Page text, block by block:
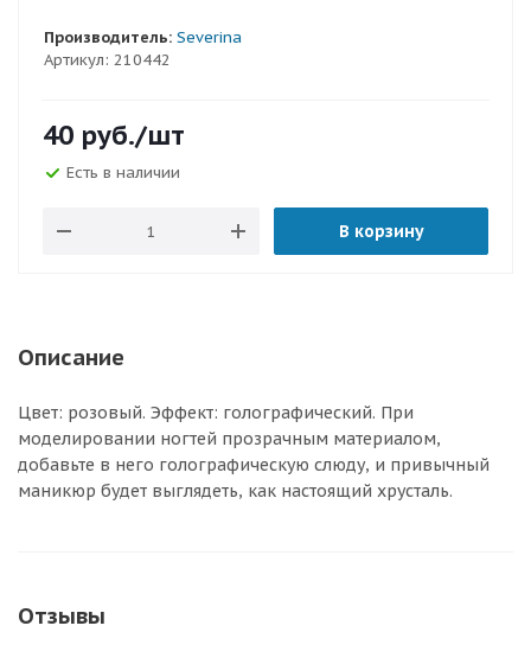
Артикул: 210442
Производитель: Severina
40 руб./шт
Есть в наличии
В корзину
Описание
Цвет: розовый. Эффект: голографический. При
моделировании ногтей прозрачным материалом,
добавьте в него голографическую слюду, и привычный
маникюр будет выглядеть, как настоящий хрусталь.
Отзывы